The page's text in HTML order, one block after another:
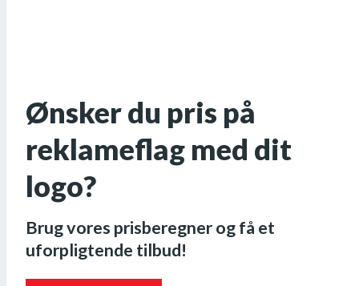
Ønsker du pris på
reklameflag med dit
logo?
Brug vores prisberegner og få et
uforpligtende tilbud!